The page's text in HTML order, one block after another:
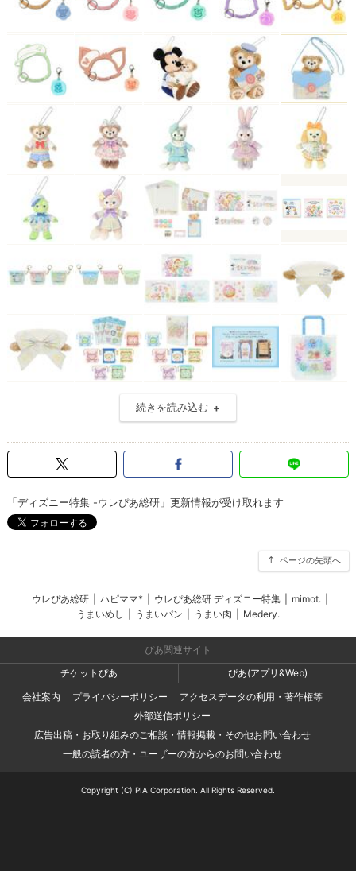
続きを読み込む
「ディズニー特集 -ウレぴあ総研」更新情報が受け取れます
ページの先頭へ
ウレぴあ総研 ハピママ* ウレぴあ総研 ディズニー特集 mimot.
うまいめし
うまいパン うまい肉 Medery.
ぴあ関連サイト
チケットぴあ
ぴあ(アプリ&Web)
会社案内
プライバシーポリシー
アクセスデータの利用・著作権等
外部送信ポリシー
広告出稿・お取り組みのご相談・情報掲載・その他お問い合わせ
一般の読者の方・ユーザーの方からのお問い合わせ
Copyright (C) PIA Corporation. All Rights Reserved.